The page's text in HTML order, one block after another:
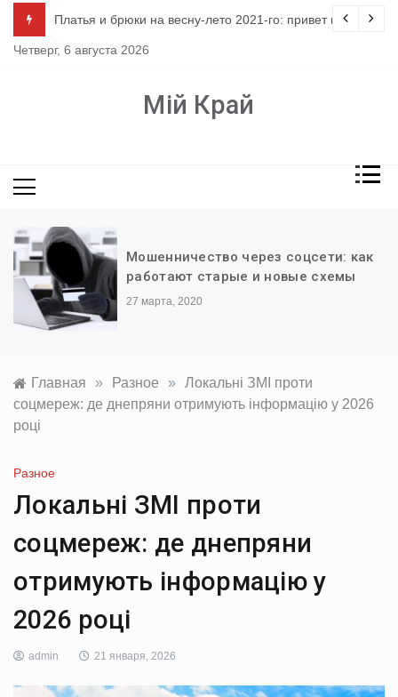
содержимому
Платья и брюки на весну-лето 2021-го: привет из 80-х
Четверг, 6 августа 2026
Мій Край
Мошенничество через соцсети: как
работают старые и новые схемы
27 марта, 2020
Главная » Разное » Локальні ЗМІ проти
соцмереж: де днепряни отримують інформацію у 2026
році
Разное
Локальні ЗМІ проти
соцмереж: де днепряни
отримують інформацію у
2026 році
admin 21 января, 2026